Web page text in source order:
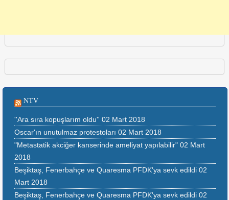
NTV
''Ara sıra kopuşlarım oldu'' 02 Mart 2018
Oscar'ın unutulmaz protestoları 02 Mart 2018
"Metastatik akciğer kanserinde ameliyat yapılabilir" 02 Mart
2018
Beşiktaş, Fenerbahçe ve Quaresma PFDK'ya sevk edildi 02
Mart 2018
Beşiktaş, Fenerbahçe ve Quaresma PFDK'ya sevk edildi 02